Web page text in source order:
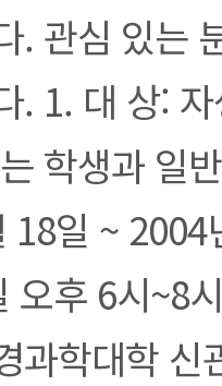
. 관심 있는
. 1. 대 상:
학생과 일
18일 ~
오후 6시~8
과학대학 신